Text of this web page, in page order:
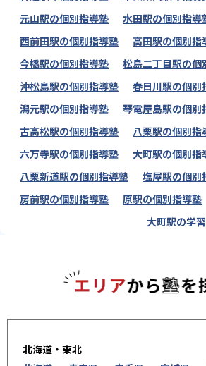
元山駅の個別指導塾
水田駅の個別指導
西前田駅の個別指導塾
高田駅の個別指
今橋駅の個別指導塾
松島二丁目駅の個
沖松島駅の個別指導塾
春日川駅の個別
潟元駅の個別指導塾
琴電屋島駅の個別
古高松駅の個別指導塾
八栗駅の個別指
六万寺駅の個別指導塾
大町駅の個別指
八栗新道駅の個別指導塾
塩屋駅の個別
房前駅の個別指導塾
原駅の個別指導塾
大町駅の学
北海道・東北